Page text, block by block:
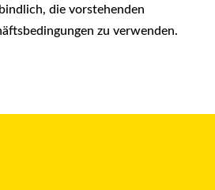
die vorstehenden
zu verwenden.